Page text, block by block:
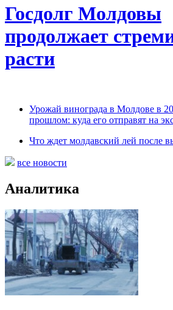
Госдолг Молдовы
продолжает
расти
Урожай винограда в Молдове в
прошлом: куда его отправят на
Что ждет молдавский лей после
все новости
Аналитика